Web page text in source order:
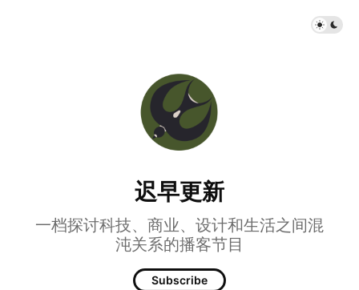
迟早更新
一档探讨科技、商业、设计和生活之间混
沌关系的播客节目
Subscribe